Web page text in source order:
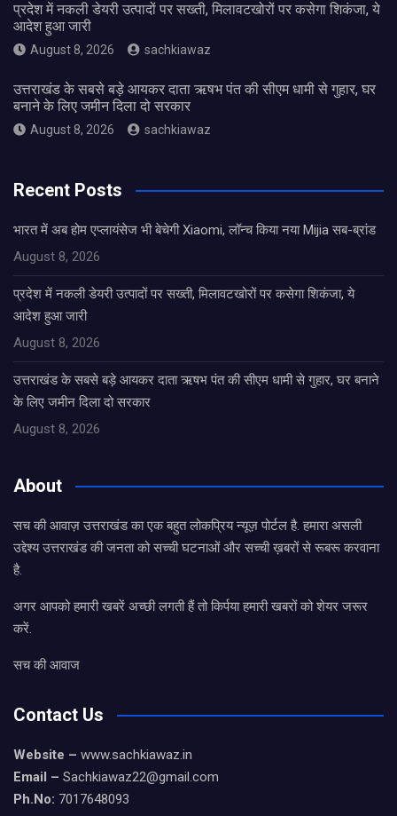
प्रदेश में नकली डेयरी उत्पादों पर सख्ती, मिलावटखोरों पर कसेगा शिकंजा, ये
आदेश हुआ जारी
August 8, 2026 sachkiawaz
उत्तराखंड के सबसे बड़े आयकर दाता ऋषभ पंत की सीएम धामी से गुहार, घर
बनाने के लिए जमीन दिला दो सरकार
August 8, 2026 sachkiawaz
Recent Posts
भारत में अब होम एप्लायंसेज भी बेचेगी Xiaomi, लॉन्च किया नया Mijia सब-ब्रांड
August 8, 2026
प्रदेश में नकली डेयरी उत्पादों पर सख्ती, मिलावटखोरों पर कसेगा शिकंजा, ये
आदेश हुआ जारी
August 8, 2026
उत्तराखंड के सबसे बड़े आयकर दाता ऋषभ पंत की सीएम धामी से गुहार, घर बनाने
के लिए जमीन दिला दो सरकार
August 8, 2026
About
सच की आवाज़ उत्तराखंड का एक बहुत लोकप्रिय न्यूज़ पोर्टल है. हमारा असली
उद्देश्य उत्तराखंड की जनता को सच्ची घटनाओं और सच्ची ख़बरों से रूबरू करवाना
है.
अगर आपको हमारी खबरें अच्छी लगती हैं तो किर्पया हमारी खबरों को शेयर जरूर
करें.
सच की आवाज
Contact Us
Website – www.sachkiawaz.in
Email – Sachkiawaz22@gmail.com
Ph.No: 7017648093